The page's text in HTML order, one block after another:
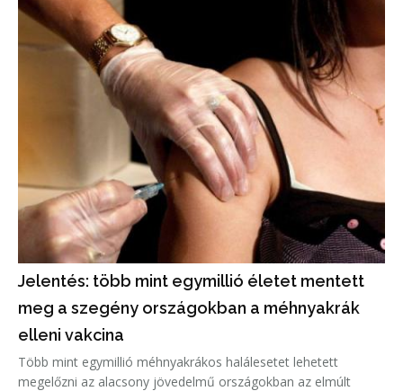
Jelentés: több mint egymillió életet mentett
meg a szegény országokban a méhnyakrák
elleni vakcina
Több mint egymillió méhnyakrákos halálesetet lehetett
megelőzni az alacsony jövedelmű országokban az elmúlt